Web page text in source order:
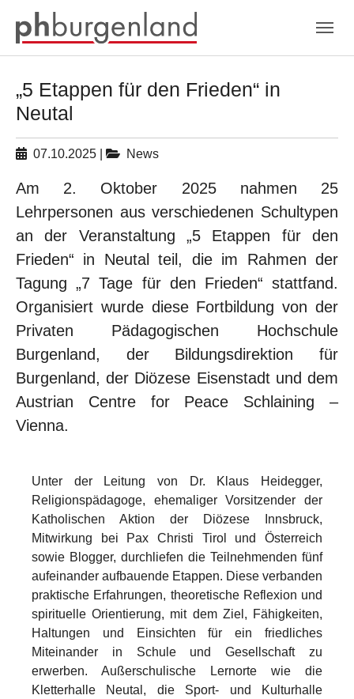
„5 Etappen für den Frieden“ in
Neutal
07.10.2025 News
Am 2. Oktober 2025 nahmen 25
Lehrpersonen aus verschiedenen Schultypen
an der Veranstaltung „5 Etappen für den
Frieden“ in Neutal teil, die im Rahmen der
Tagung „7 Tage für den Frieden“ stattfand.
Organisiert wurde diese Fortbildung von der
Privaten Pädagogischen Hochschule
Burgenland, der Bildungsdirektion für
Burgenland, der Diözese Eisenstadt und dem
Austrian Centre for Peace Schlaining –
Vienna.
Unter der Leitung von Dr. Klaus Heidegger,
Religionspädagoge, ehemaliger Vorsitzender der
Katholischen Aktion der Diözese Innsbruck,
Mitwirkung bei Pax Christi Tirol und Österreich
sowie Blogger, durchliefen die Teilnehmenden fünf
aufeinander aufbauende Etappen. Diese verbanden
praktische Erfahrungen, theoretische Reflexion und
spirituelle Orientierung, mit dem Ziel, Fähigkeiten,
Haltungen und Einsichten für ein friedliches
Miteinander in Schule und Gesellschaft zu
erwerben. Außerschulische Lernorte wie die
Kletterhalle Neutal, die Sport- und Kulturhalle